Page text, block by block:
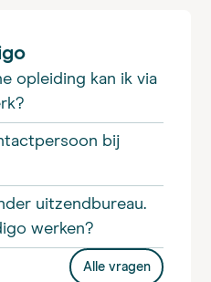
opleiding kan ik via
bij
uitzendbureau.
werken?
Alle vragen